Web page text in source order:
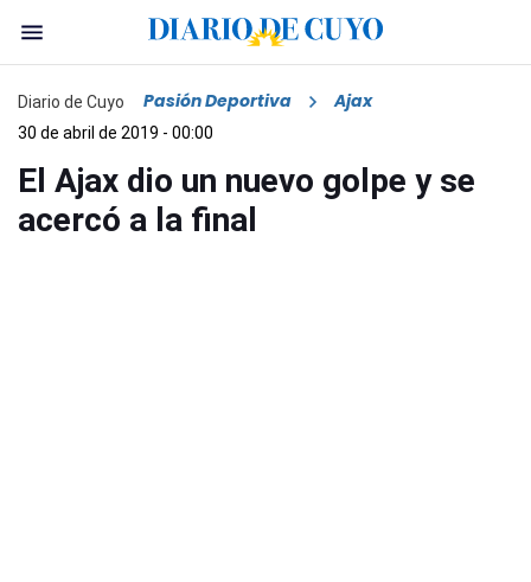
Diario de Cuyo Pasión Deportiva Ajax
30 de abril de 2019 - 00:00
El Ajax dio un nuevo golpe y se
acercó a la final